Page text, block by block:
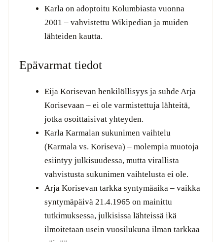
Karla on adoptoitu Kolumbiasta vuonna
2001 – vahvistettu Wikipedian ja muiden
lähteiden kautta.
Epävarmat tiedot
Eija Korisevan henkilöllisyys ja suhde Arja
Korisevaan – ei ole varmistettuja lähteitä,
jotka osoittaisivat yhteyden.
Karla Karmalan sukunimen vaihtelu
(Karmala vs. Koriseva) – molempia muotoja
esiintyy julkisuudessa, mutta virallista
vahvistusta sukunimen vaihtelusta ei ole.
Arja Korisevan tarkka syntymäaika – vaikka
syntymäpäivä 21.4.1965 on mainittu
tutkimuksessa, julkisissa lähteissä ikä
ilmoitetaan usein vuosilukuna ilman tarkkaa